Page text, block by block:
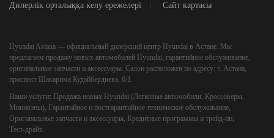
Дилерлік орталыққа келу ережелері Сайт картасы
Hyundai Astana — официальный дилерский центр Hyundai в Астане. Мы
предлагаем продажу новых автомобилей Hyundai, гарантийное обслуживание,
оригинальные запчасти и аксессуары. Салон расположен по адресу: г. Астана,
проспект Шакарима Кудайбердиева, 6/1.
Наши услуги: Продажа новых Hyundai (Легковые автомобили, Кроссоверы,
Минивэны), Гарантийное и постгарантийное техническое обслуживание,
Оригинальные запчасти и аксессуары, Кредитные программы и трейд‑ин,
Тест‑драйв.